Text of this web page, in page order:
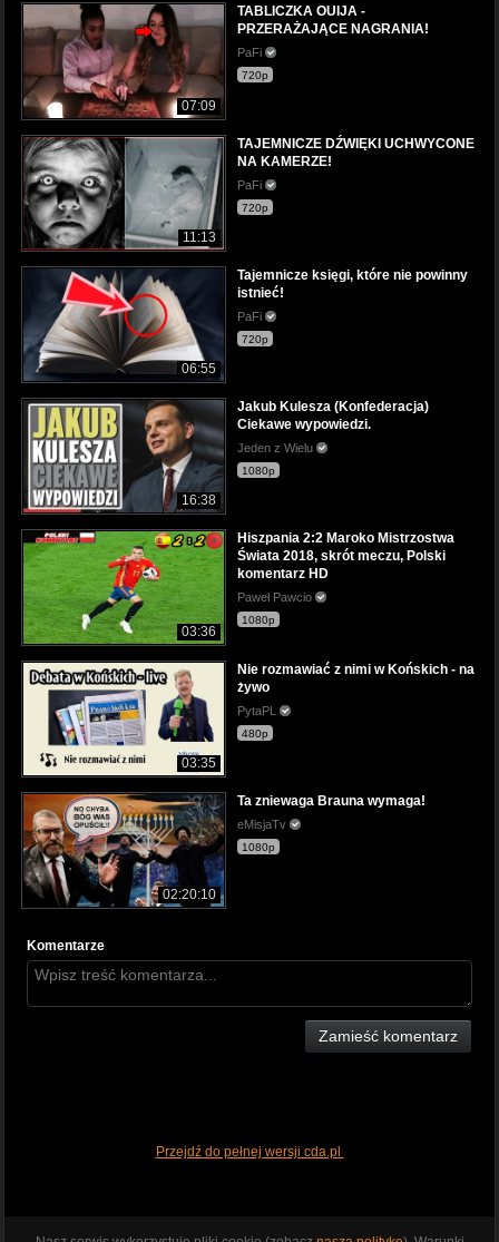
07:09
TABLICZKA OUIJA -
PRZERAŻAJĄCE NAGRANIA!
PaFi
720p
11:13
TAJEMNICZE DŹWIĘKI UCHWYCONE
NA KAMERZE!
PaFi
720p
06:55
Tajemnicze księgi, które nie powinny
istnieć!
PaFi
720p
16:38
Jakub Kulesza (Konfederacja)
Ciekawe wypowiedzi.
Jeden z Wielu
1080p
03:36
Hiszpania 2:2 Maroko Mistrzostwa
Świata 2018, skrót meczu, Polski
komentarz HD
Paweł Pawcio
1080p
03:35
Nie rozmawiać z nimi w Końskich - na
żywo
PytaPL
480p
02:20:10
Ta zniewaga Brauna wymaga!
eMisjaTv
1080p
Komentarze
Zamieść komentarz
Przejdź do pełnej wersji cda.pl